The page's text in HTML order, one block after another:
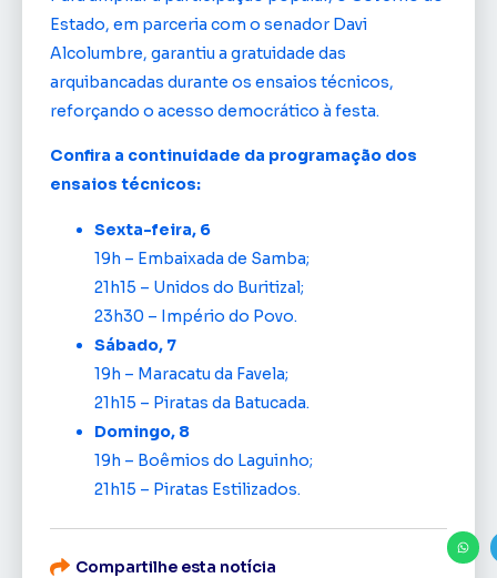
Estado, em parceria com o senador Davi
Alcolumbre, garantiu a gratuidade das
arquibancadas durante os ensaios técnicos,
reforçando o acesso democrático à festa.
Confira a continuidade da programação dos
ensaios técnicos:
Sexta-feira, 6
19h – Embaixada de Samba;
21h15 – Unidos do Buritizal;
23h30 – Império do Povo.
Sábado, 7
19h – Maracatu da Favela;
21h15 – Piratas da Batucada.
Domingo, 8
19h – Boêmios do Laguinho;
21h15 – Piratas Estilizados.
Compartilhe esta notícia